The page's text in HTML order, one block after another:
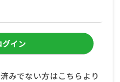
みでない方はこちらより